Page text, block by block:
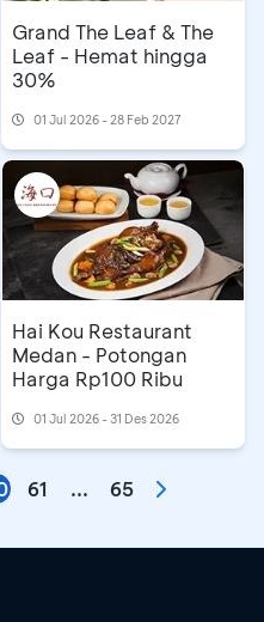
Grand The Leaf & The
Leaf - Hemat hingga
30%
01 Jul 2026 - 28 Feb 2027
Hai Kou Restaurant
Medan - Potongan
Harga Rp100 Ribu
01 Jul 2026 - 31 Des 2026
61 ... 65